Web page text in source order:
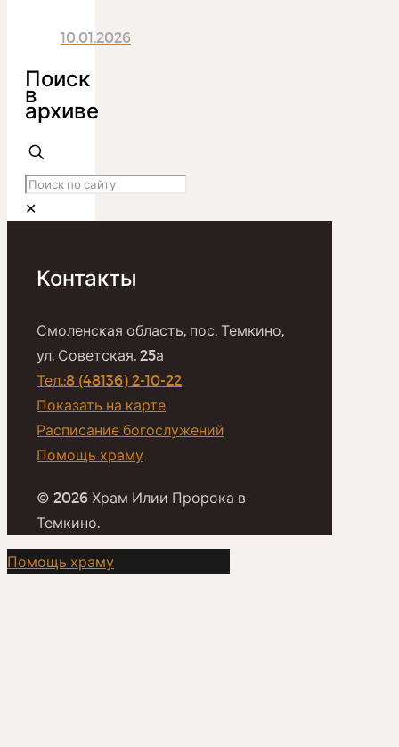
10.01.2026
Поиск
в
архиве
✕
Контакты
Смоленская область, пос. Темкино,
ул. Советская, 25а
Тел.:8 (48136) 2-10-22
Показать на карте
Расписание богослужений
Помощь храму
© 2026 Храм Илии Пророка в
Темкино.
Помощь храму